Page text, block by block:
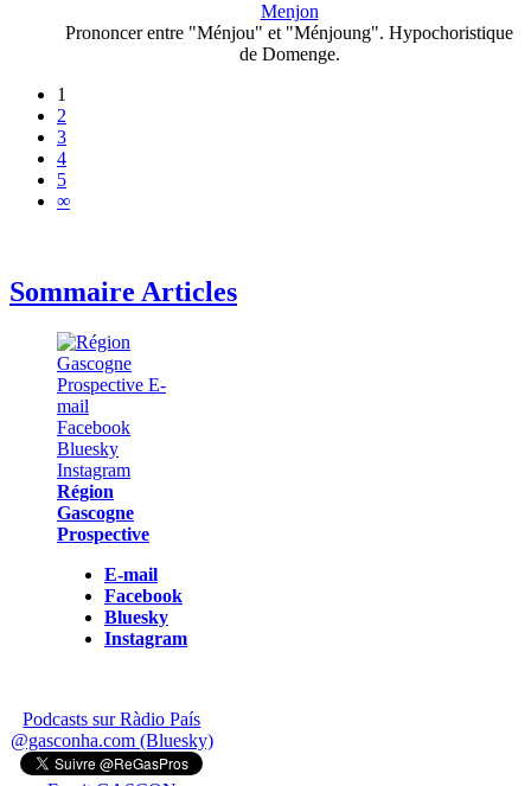
Menjon
Prononcer entre "Ménjou" et "Ménjoung". Hypochoristique
de Domenge.
1
2
3
4
5
∞
Sommaire Articles
Région
Gascogne
Prospective
E-mail
Facebook
Bluesky
Instagram
Podcasts sur Ràdio País
@gasconha.com (Bluesky)